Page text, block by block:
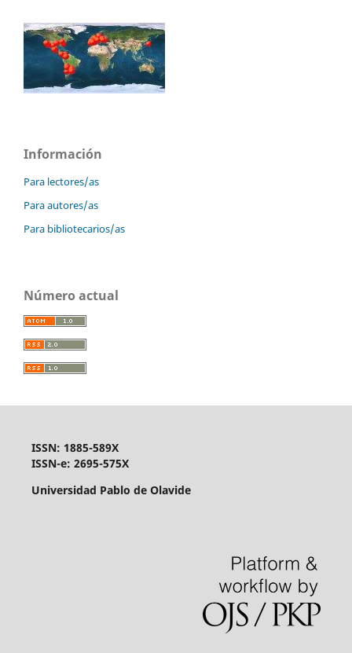
Información
Para lectores/as
Para autores/as
Para bibliotecarios/as
Número actual
ISSN: 1885-589X
ISSN-e: 2695-575X
Universidad Pablo de Olavide